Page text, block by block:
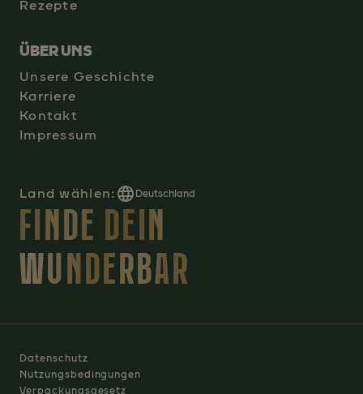
Rezepte
ÜBER UNS
Unsere Geschichte
Karriere
Kontakt
Impressum
Land wählen: Deutschland
FINDE DEIN
WUNDERBAR
Datenschutz
Nutzungsbedingungen
Verpackungsgesetz